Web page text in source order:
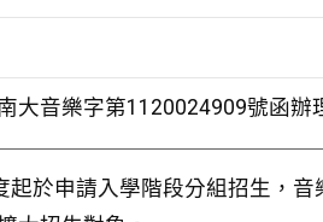
大音樂字第1120024909號函辦
起於申請入學階段分組招生，